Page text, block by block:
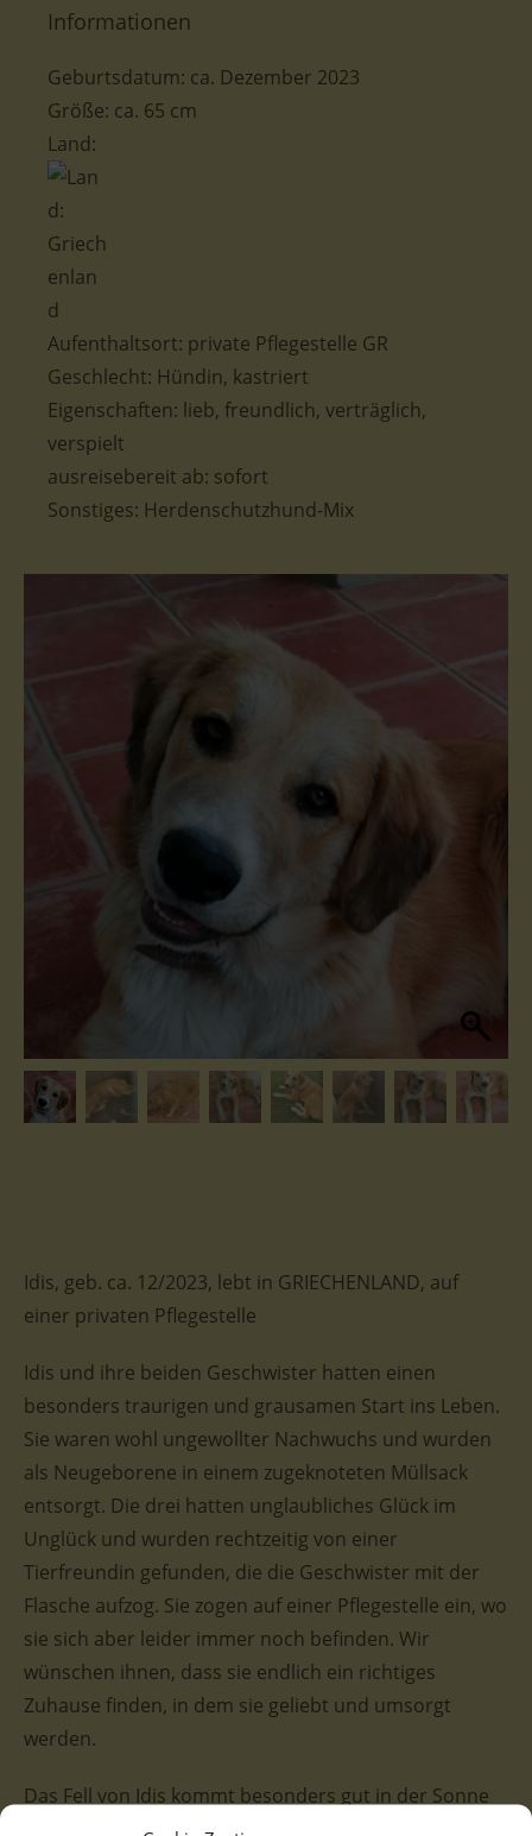
Informationen
Geburtsdatum: ca. Dezember 2023
Größe: ca. 65 cm
Land:
Aufenthaltsort: private Pflegestelle GR
Geschlecht: Hündin, kastriert
Eigenschaften: lieb, freundlich, verträglich,
verspielt
ausreisebereit ab: sofort
Sonstiges: Herdenschutzhund-Mix
Idis, geb. ca. 12/2023, lebt in GRIECHENLAND, auf
einer privaten Pflegestelle
Idis und ihre beiden Geschwister hatten einen
besonders traurigen und grausamen Start ins Leben.
Sie waren wohl ungewollter Nachwuchs und wurden
als Neugeborene in einem zugeknoteten Müllsack
entsorgt. Die drei hatten unglaubliches Glück im
Unglück und wurden rechtzeitig von einer
Tierfreundin gefunden, die die Geschwister mit der
Flasche aufzog. Sie zogen auf einer Pflegestelle ein, wo
sie sich aber leider immer noch befinden. Wir
wünschen ihnen, dass sie endlich ein richtiges
Zuhause finden, in dem sie geliebt und umsorgt
werden.
Das Fell von Idis kommt besonders gut in der Sonne
zur Geltung, wenn es durch das darauf fallende Licht